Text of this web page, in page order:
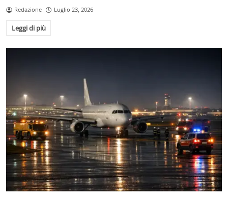
Redazione Luglio 23, 2026
Leggi di più